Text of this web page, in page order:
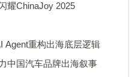
耀ChinaJoy 2025
Agent重构出海底层逻辑
中国汽车品牌出海叙事